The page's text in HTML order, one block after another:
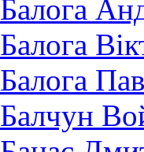
Балога
Балога
Балога
Балчун